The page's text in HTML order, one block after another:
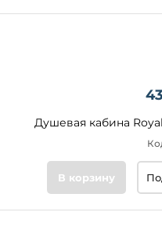
Душевая кабина
В корзину